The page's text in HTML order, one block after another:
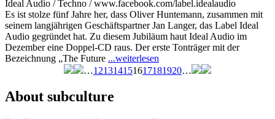
Ideal Audio / Techno / www.facebook.com/label.idealaudio
Es ist stolze fünf Jahre her, dass Oliver Huntemann, zusammen mit
seinem langjährigen Geschäftspartner Jan Langer, das Label Ideal
Audio gegründet hat. Zu diesem Jubiläum haut Ideal Audio im
Dezember eine Doppel-CD raus. Der erste Tonträger mit der
Bezeichnung „The Future ...weiterlesen
…121314151617181920…
About subculture